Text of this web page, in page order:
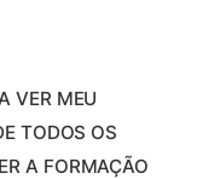
VER MEU
TODOS OS
A FORMAÇÃO